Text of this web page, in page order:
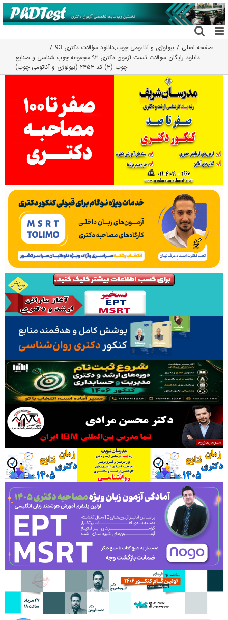
رفتن
به
محتوا
صفحه اصلی بیولوژی و آناتومی چوب,دانلود سؤالات دکتری 93
دانلود رایگان سوالات تست آزمون دکتری ۹۳ مجموعه چوب شناسی و صنایع
چوب (۳) کد ۲۴۵۳ (بیولوژی و آناتومی چوب)